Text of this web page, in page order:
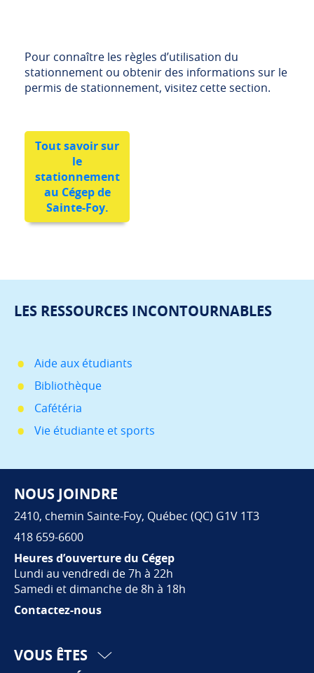
Pour connaître les règles d’utilisation du
stationnement ou obtenir des informations sur le
permis de stationnement, visitez cette section.
Tout savoir sur
le
stationnement
au Cégep de
Sainte-Foy.
LES RESSOURCES INCONTOURNABLES
Aide aux étudiants
Bibliothèque
Cafétéria
Vie étudiante et sports
Pied de page
NOUS JOINDRE
2410, chemin Sainte-Foy, Québec (QC) G1V 1T3
418 659-6600
Heures d’ouverture du Cégep
Lundi au vendredi de 7h à 22h
Samedi et dimanche de 8h à 18h
Contactez-nous
VOUS ÊTES